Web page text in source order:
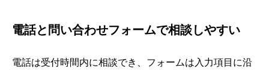
電話と問い合わせフォームで相談しやすい
電話は受付時間内に相談でき、フォームは入力項目に沿